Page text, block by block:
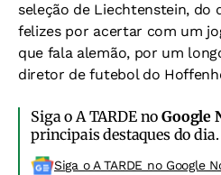
seleção de Liechtenstein, do
felizes por acertar com um
que fala alemão, por um
diretor de futebol do
Siga o A TARDE noGoogle
principais destaques do dia.
Siga o A TARDE no Google